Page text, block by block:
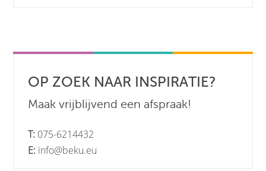
OP ZOEK NAAR INSPIRATIE?
Maak vrijblijvend een afspraak!
T: 075-6214432
E: info@beku.eu